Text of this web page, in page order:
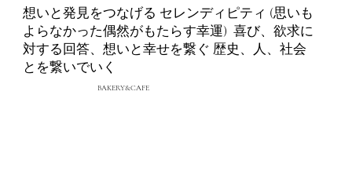
想いと発見をつなげる セレンディピティ (思いも
よらなかった偶然がもたらす幸運) 喜び、欲求に
対する回答、想いと幸せを繋ぐ 歴史、人、社会
とを繋いでいく
BAKERY&CAFE